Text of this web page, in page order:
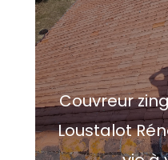
Couvreur
Loustalot